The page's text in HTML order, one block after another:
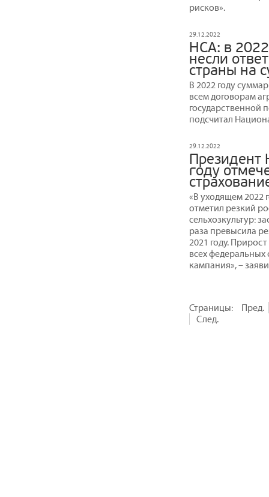
рисков».
29.12.2022
НСА: в
несли
страны на
В 2022 году
всем договорам
государственной
подсчитал
29.12.2022
Президент
году
«В уходящем 2022
отметил резкий
сельхозкультур:
раза превысила
2021 году.
всех федеральных
кампания», –
Страницы:
Пред.
След.